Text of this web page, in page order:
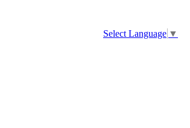
Select Language ▼